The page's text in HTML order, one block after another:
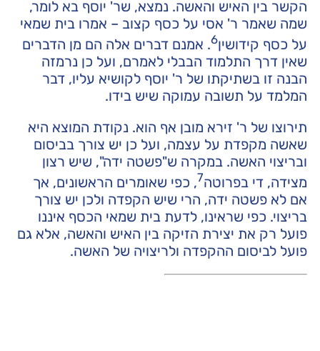
הקשר בין האיש והאשה. נמצא, שר' יוסף בא לומר,
שמה שאמר ר' אסי על כסף קצוב – אמרו בית שמאי
על כסף קידושין6. אמנם דברים אלה הם מן הדברים
שאין דרך התלמוד הבבלי לאמרם, ועל כן נרמזה
הבנה זו בשתיקתו של ר' יוסף לקושיא עליו, דבר
המלמד על תשובה עמוקה שיש בידו.
תירוצו של ר' זירא מובן אף הוא. נקודת המוצא היא
שאשה מקפדת על עצמה, ועל כן יש צורך בביסום
ובריצוי האשה. במקרה ש"פשטה ידה", שיש רצון
מצידה, די בפרוטה7, כפי שאומרים הראשונים, אך
אם לא פשטה ידה, הרי שיש הקפדה ולכן יש צורך
בריצוי. כפי שראינו, לדעת בית שמאי הכסף איננו
פועל רק את יצירת הזיקה בין האיש והאשה, אלא גם
פועל לביסום ההקפדה ולריצויה של האשה.